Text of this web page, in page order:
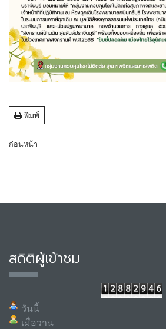
พิมพ์
ก่อนหน้า
สถิติผู้เข้าชม
วันนี้
เมื่อวาน